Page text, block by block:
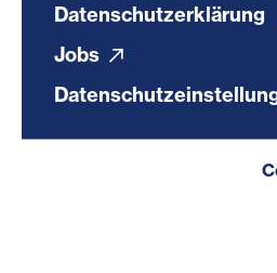
Datenschutzerklärung
Jobs